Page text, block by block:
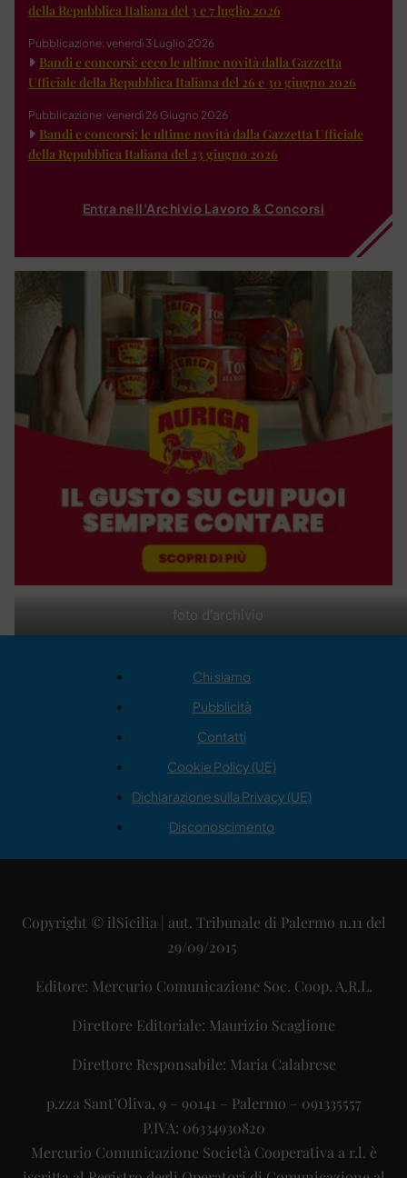
foto d'archivio
della Repubblica Italiana del 3 e 7 luglio 2026
Pubblicazione: venerdì 3 Luglio 2026
Bandi e concorsi: ecco le ultime novità dalla Gazzetta
Ufficiale della Repubblica Italiana del 26 e 30 giugno 2026
Pubblicazione: venerdì 26 Giugno 2026
Bandi e concorsi: le ultime novità dalla Gazzetta Ufficiale
della Repubblica Italiana del 23 giugno 2026
Entra nell'Archivio Lavoro & Concorsi
Chi siamo
Pubblicità
Contatti
Cookie Policy (UE)
Dichiarazione sulla Privacy (UE)
Disconoscimento
Copyright © ilSicilia | aut. Tribunale di Palermo n.11 del
29/09/2015
Editore: Mercurio Comunicazione Soc. Coop. A.R.L.
Direttore Editoriale: Maurizio Scaglione
Direttore Responsabile: Maria Calabrese
p.zza Sant’Oliva, 9 – 90141 – Palermo – 091335557
P.IVA: 06334930820
Mercurio Comunicazione Società Cooperativa a r.l. è